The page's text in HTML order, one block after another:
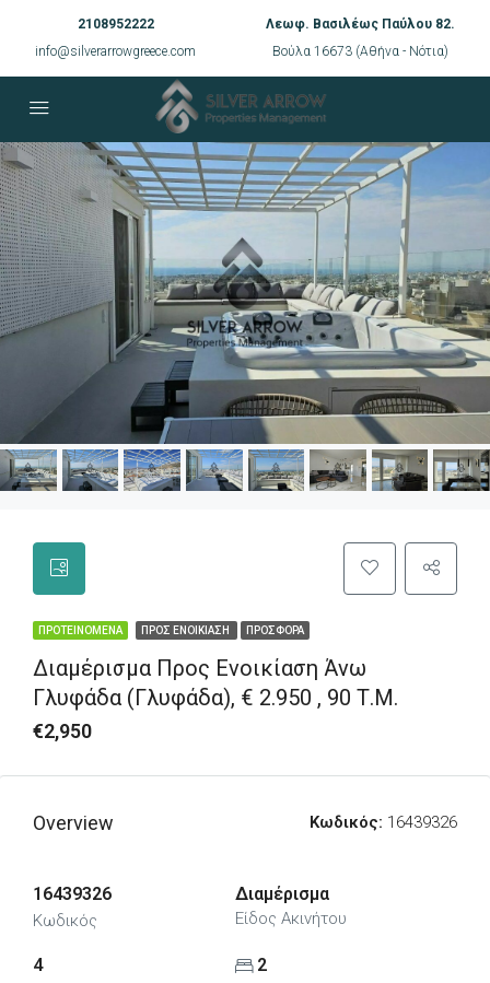
2108952222
info@silverarrowgreece.com
Λεωφ. Βασιλέως Παύλου 82.
Βούλα 16673 (Αθήνα - Νότια)
ΠΡΟΤΕΙΝΌΜΕΝΑ ΠΡΟΣ ΕΝΟΙΚΊΑΣΗ ΠΡΟΣΦΟΡΆ
Διαμέρισμα Προς Ενοικίαση Άνω
Γλυφάδα (Γλυφάδα), € 2.950 , 90 Τ.Μ.
€2,950
Overview Κωδικός: 16439326
16439326
Κωδικός
Διαμέρισμα
Είδος Ακινήτου
4 2